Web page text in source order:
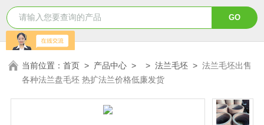
当前位置：首页 > 产品中心 > >法兰毛坯 >法兰毛坯出售
各种法兰盘毛坯 热扩法兰价格低廉发货